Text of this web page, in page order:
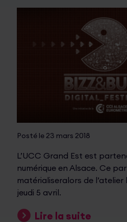
Posté le 23 mars 2018
L’UCC Grand Est est
numérique en Alsace. Ce
matérialiseralors de l’atelier
jeudi 5 avril.
Lire la suite